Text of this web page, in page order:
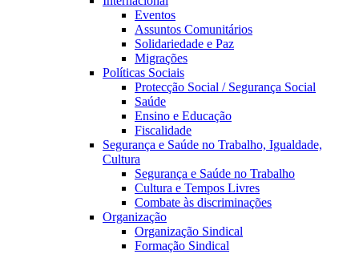
Eventos
Assuntos Comunitários
Solidariedade e Paz
Migrações
Políticas Sociais
Protecção Social / Segurança Social
Saúde
Ensino e Educação
Fiscalidade
Segurança e Saúde no Trabalho, Igualdade,
Cultura
Segurança e Saúde no Trabalho
Cultura e Tempos Livres
Combate às discriminações
Organização
Organização Sindical
Formação Sindical